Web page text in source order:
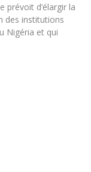
prévoit d’élargir la
des institutions
Nigéria et qui